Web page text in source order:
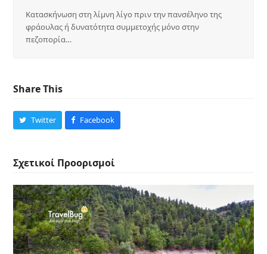
Κατασκήνωση στη λίμνη λίγο πριν την πανσέληνο της
φράουλας ή δυνατότητα συμμετοχής μόνο στην
πεζοπορία…
Share This
Twitter Facebook
Σχετικοί Προορισμοί